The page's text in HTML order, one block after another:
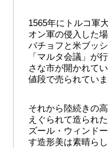
1565年にトルコ軍
オン軍の侵入した
バチョフと米ブッ
「マルタ会議」が
さな市が開かれて
値段で売られていま
それから陸続きの
えぐられて造られ
ズール・ウィンド
す造形美は素晴らし